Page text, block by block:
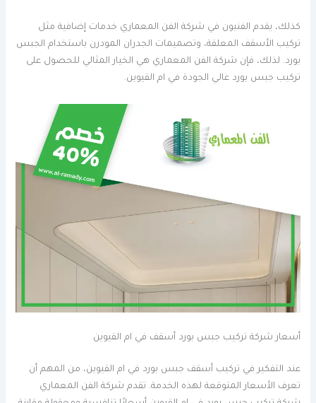
كذلك، يقدم الفنيون في شركة الفن المعماري خدمات إضافية مثل
تركيب الأسقف المعلقة، وتصميمات الجدران المودرن باستخدام الجبس
بورد. لذلك، فإن شركة الفن المعماري هي الخيار المثالي للحصول على
تركيب جبس بورد عالي الجودة في ام القيوين.
أسعار شركة تركيب جبس بورد أسقف في ام القيوين
عند التفكير في تركيب أسقف جبس بورد في ام القيوين، من المهم أن
تعرف الأسعار المتوقعة لهذه الخدمة. تقدم شركة الفن المعماري